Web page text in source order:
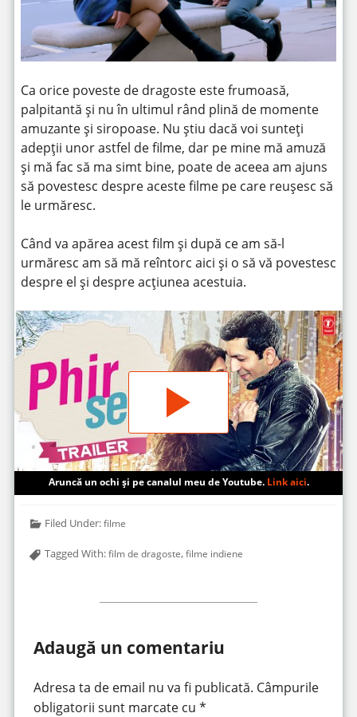
Ca orice poveste de dragoste este frumoasă,
palpitantă și nu în ultimul rând plină de momente
amuzante și siropoase. Nu știu dacă voi sunteți
adepții unor astfel de filme, dar pe mine mă amuză
și mă fac să ma simt bine, poate de aceea am ajuns
să povestesc despre aceste filme pe care reușesc să
le urmăresc.
Când va apărea acest film și după ce am să-l
urmăresc am să mă reîntorc aici și o să vă povestesc
despre el și despre acțiunea acestuia.
Aruncă un ochi și pe canalul meu de Youtube. Link aici.
Filed Under:filme
Tagged With:film de dragoste,filme indiene
Adaugă un comentariu
Adresa ta de email nu va fi publicată. Câmpurile
obligatorii sunt marcate cu *